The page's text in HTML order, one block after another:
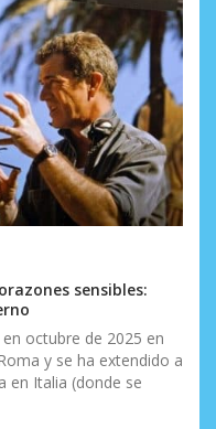
sensibles:
octubre de 2025 en
y se ha extendido a
en Italia (donde se